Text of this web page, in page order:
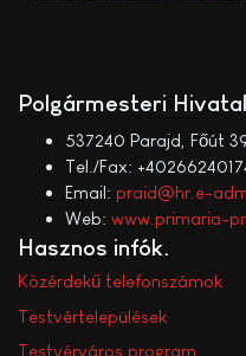
Polgármesteri Hivatal
537240 Parajd, Főút
Tel./Fax:
Email: praid@hr.e-
Web: www.primaria-
Hasznos infók
Közérdekű telefonszámok
Testvértelepülések
Testvérváros program